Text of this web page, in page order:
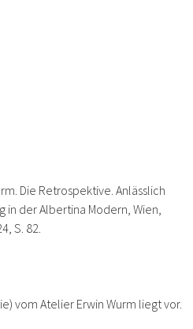
Die Retrospektive. Anlässlich
der Albertina Modern, Wien,
S. 82.
vom Atelier Erwin Wurm liegt vor.